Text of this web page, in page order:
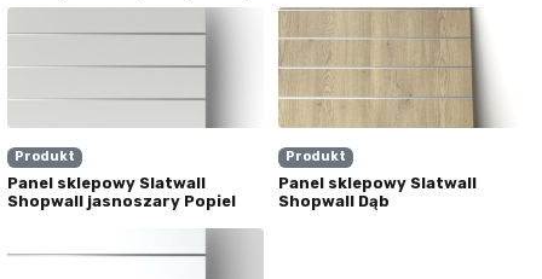
Produkt
Panel sklepowy Slatwall
Shopwall jasnoszary Popiel
Produkt
Panel sklepowy Slatwall
Shopwall Dąb